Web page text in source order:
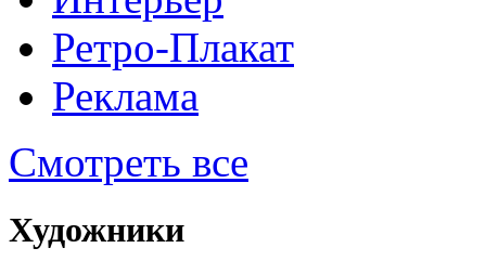
Ретро-Плакат
Реклама
Смотреть все
Художники